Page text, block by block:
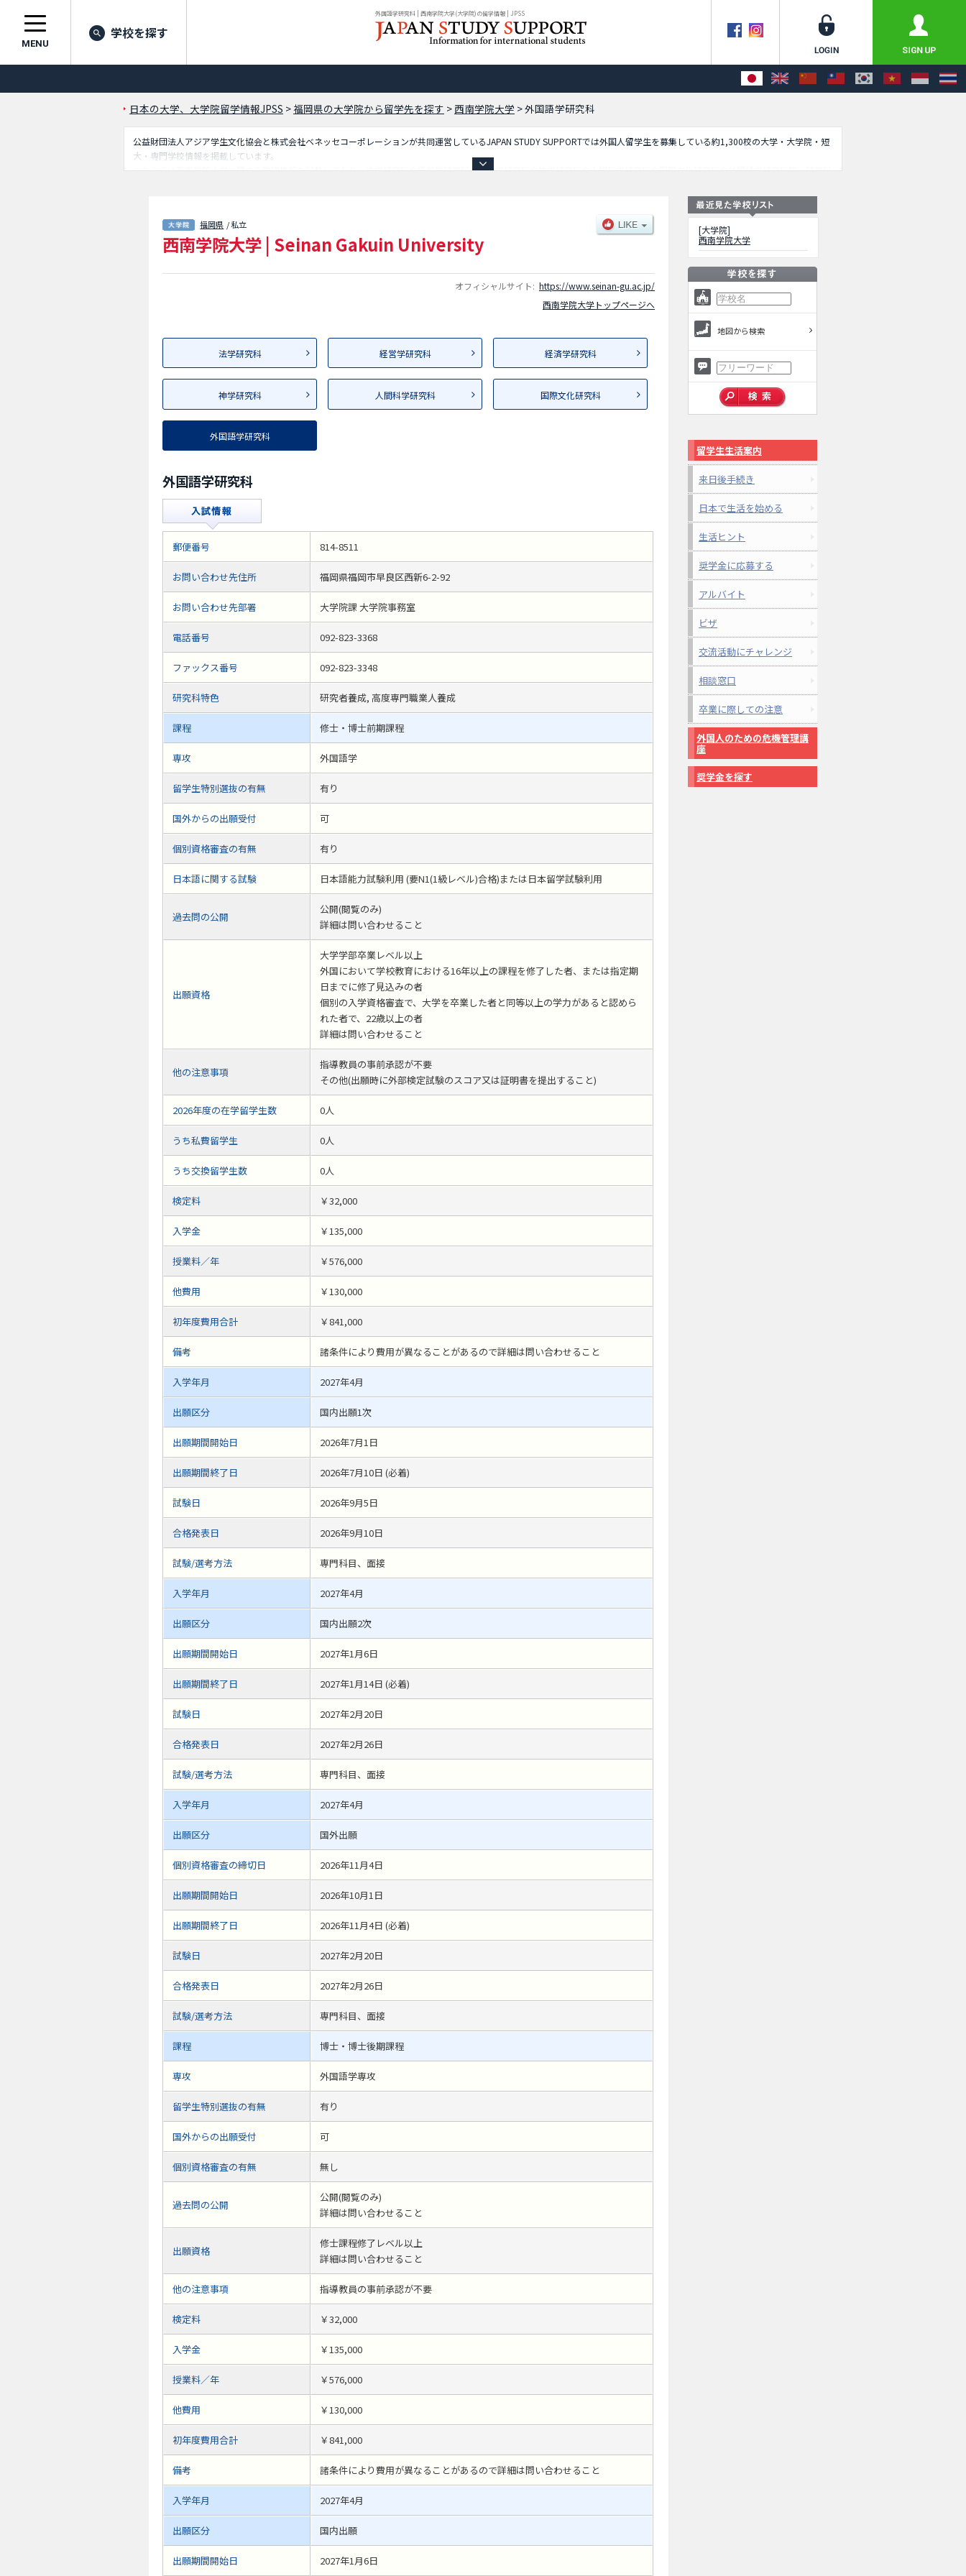
外国語学研究科 | 西南学院大学(大学院)の留学情報 | JPSS
MENU
学校を探す
日本の大学、大学院留学情報JPSS >福岡県の大学院から留学先を探す > 西南学院大学 >外国語学研究科
公益財団法人アジア学生文化協会と株式会社ベネッセコーポレーションが共同運営しているJAPAN STUDY SUPPORTでは外国人留学生を募集している約1,300校の大学・大学院・短
大・専門学校情報を掲載しています。
こちらでは西南学院大学に関する詳細情報を記載しており、法学研究科や経営学研究科や経済学研究科や神学研究科や人間科学研究科や国際文化研究科や外国語学研究科等、研究科
福岡県 / 私立
西南学院大学 | Seinan Gakuin University
オフィシャルサイト: https://www.seinan-gu.ac.jp/
西南学院大学トップページへ
法学研究科 経営学研究科 経済学研究科
神学研究科 人間科学研究科 国際文化研究科
外国語学研究科
外国語学研究科
郵便番号 814-8511
お問い合わせ先住所 福岡県福岡市早良区西新6-2-92
お問い合わせ先部署 大学院課 大学院事務室
電話番号 092-823-3368
ファックス番号 092-823-3348
研究科特色 研究者養成, 高度専門職業人養成
課程 修士・博士前期課程
専攻 外国語学
留学生特別選抜の有無 有り
国外からの出願受付 可
個別資格審査の有無 有り
日本語に関する試験 日本語能力試験利用 (要N1(1級レベル)合格)または日本留学試験利用
過去問の公開
公開(閲覧のみ)
詳細は問い合わせること
出願資格
大学学部卒業レベル以上
外国において学校教育における16年以上の課程を修了した者、または指定期
日までに修了見込みの者
個別の入学資格審査で、大学を卒業した者と同等以上の学力があると認めら
れた者で、22歳以上の者
詳細は問い合わせること
他の注意事項
指導教員の事前承認が不要
その他(出願時に外部検定試験のスコア又は証明書を提出すること)
2026年度の在学留学生数 0人
うち私費留学生 0人
うち交換留学生数 0人
検定料 ￥32,000
入学金 ￥135,000
授業料／年 ￥576,000
他費用 ￥130,000
初年度費用合計 ￥841,000
備考 諸条件により費用が異なることがあるので詳細は問い合わせること
入学年月 2027年4月
出願区分 国内出願1次
出願期間開始日 2026年7月1日
出願期間終了日 2026年7月10日 (必着)
試験日 2026年9月5日
合格発表日 2026年9月10日
試験/選考方法 専門科目、面接
入学年月 2027年4月
出願区分 国内出願2次
出願期間開始日 2027年1月6日
出願期間終了日 2027年1月14日 (必着)
試験日 2027年2月20日
合格発表日 2027年2月26日
試験/選考方法 専門科目、面接
入学年月 2027年4月
出願区分 国外出願
個別資格審査の締切日 2026年11月4日
出願期間開始日 2026年10月1日
出願期間終了日 2026年11月4日 (必着)
試験日 2027年2月20日
合格発表日 2027年2月26日
試験/選考方法 専門科目、面接
課程 博士・博士後期課程
専攻 外国語学専攻
留学生特別選抜の有無 有り
国外からの出願受付 可
個別資格審査の有無 無し
過去問の公開
公開(閲覧のみ)
詳細は問い合わせること
出願資格
修士課程修了レベル以上
詳細は問い合わせること
他の注意事項 指導教員の事前承認が不要
検定料 ￥32,000
入学金 ￥135,000
授業料／年 ￥576,000
他費用 ￥130,000
初年度費用合計 ￥841,000
備考 諸条件により費用が異なることがあるので詳細は問い合わせること
入学年月 2027年4月
出願区分 国内出願
出願期間開始日 2027年1月6日
[大学院]
西南学院大学
地図から検索
留学生生活案内
来日後手続き
日本で生活を始める
生活ヒント
奨学金に応募する
アルバイト
ビザ
交流活動にチャレンジ
相談窓口
卒業に際しての注意
外国人のための危機管理講
座
奨学金を探す